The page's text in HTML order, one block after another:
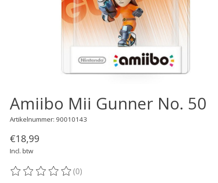
Amiibo Mii Gunner No. 50
Artikelnummer: 90010143
€18,99
Incl. btw
De beoordeling van dit product is
(0)